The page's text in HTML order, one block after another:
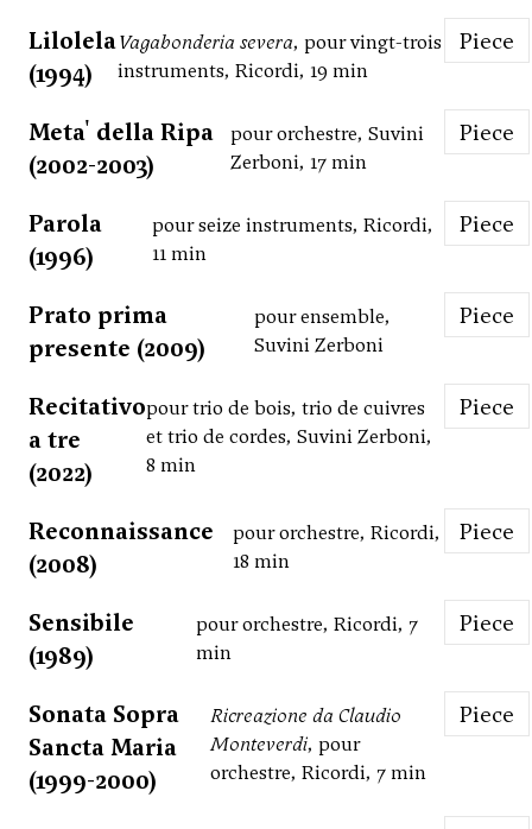
Lilolela
(1994)
Vagabonderia severa, pour vingt-trois
instruments, Ricordi, 19 min
Piece
Meta' della Ripa
(2002-2003)
pour orchestre, Suvini
Zerboni, 17 min
Piece
Parola
(1996)
pour seize instruments, Ricordi,
11 min
Piece
Prato prima
presente (2009)
pour ensemble,
Suvini Zerboni
Piece
Recitativo
a tre
(2022)
pour trio de bois, trio de cuivres
et trio de cordes, Suvini Zerboni,
8 min
Piece
Reconnaissance
(2008)
pour orchestre, Ricordi,
18 min
Piece
Sensibile
(1989)
pour orchestre, Ricordi, 7
min
Piece
Sonata Sopra
Sancta Maria
(1999-2000)
Ricreazione da Claudio
Monteverdi, pour
orchestre, Ricordi, 7 min
Piece